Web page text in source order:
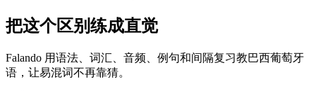
把这个区别练成直觉
Falando 用语法、词汇、音频、例句和间隔复习教巴西葡萄牙
语，让易混词不再靠猜。